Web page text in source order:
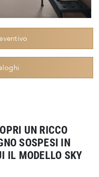
UN RICCO
SOSPESI IN
IL MODELLO SKY